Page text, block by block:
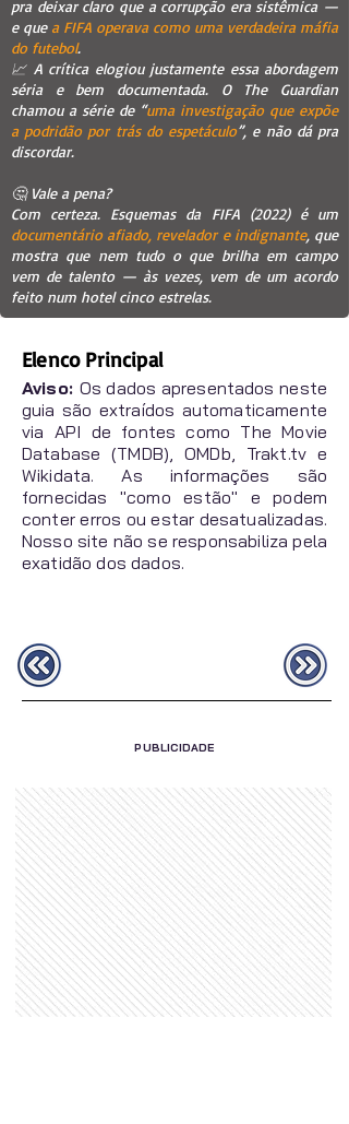
pra deixar claro que a corrupção era sistêmica —
e que a FIFA operava como uma verdadeira máfia
do futebol.
📈 A crítica elogiou justamente essa abordagem
séria e bem documentada. O The Guardian
chamou a série de “uma investigação que expõe
a podridão por trás do espetáculo”, e não dá pra
discordar.
🤔 Vale a pena?
Com certeza. Esquemas da FIFA (2022) é um
documentário afiado, revelador e indignante, que
mostra que nem tudo o que brilha em campo
vem de talento — às vezes, vem de um acordo
feito num hotel cinco estrelas.
Elenco Principal
Aviso: Os dados apresentados neste
guia são extraídos automaticamente
via API de fontes como The Movie
Database (TMDB), OMDb, Trakt.tv e
Wikidata. As informações são
fornecidas "como estão" e podem
conter erros ou estar desatualizadas.
Nosso site não se responsabiliza pela
exatidão dos dados.
PUBLICIDADE